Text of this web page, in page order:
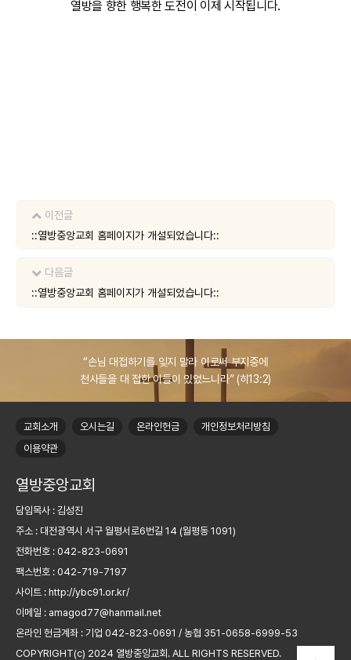
열방을 향한 행복한 도전이 이제 시작됩니다.
이전글
::열방중앙교회 홈페이지가 개설되었습니다::
다음글
::열방중앙교회 홈페이지가 개설되었습니다::
“손님 대접하기를 잊지 말라 이로써 부지중에
천사들을 대 접한 이들이 있었느니라” (히13:2)
교회소개 오시는길 온라인헌금
개인정보처리방침
이용약관
열방중앙교회
담임목사 : 김성진
주소 : 대전광역시 서구 월평서로6번길 14 (월평동 1091)
전화번호 : 042-823-0691
팩스번호 : 042-719-7197
사이트 : http://ybc91.or.kr/
이메일 : amagod77@hanmail.net
온라인 헌금계좌 : 기업 042-823-0691 / 농협 351-0658-6999-53
COPYRIGHT(c) 2024 열방중앙교회. ALL RIGHTS RESERVED.